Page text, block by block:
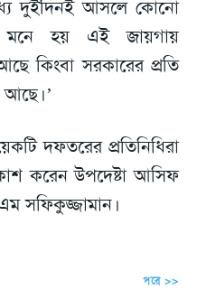
দুইদিনই আসলে কোনো
মনে হয় এই জায়গায়
কিংবা সরকারের প্রতি
আছে।’
দফতরের প্রতিনিধিরা
করেন উপদেষ্টা আসিফ
সফিকুজ্জামান।
পরে >>